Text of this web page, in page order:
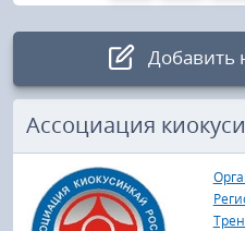
Добавить
Логин:
Ассоциация